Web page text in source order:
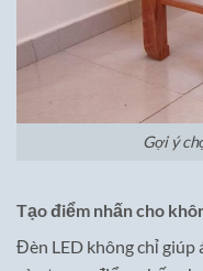
Gợi ý
Tạo điểm nhấn cho
Đèn LED không chỉ giúp